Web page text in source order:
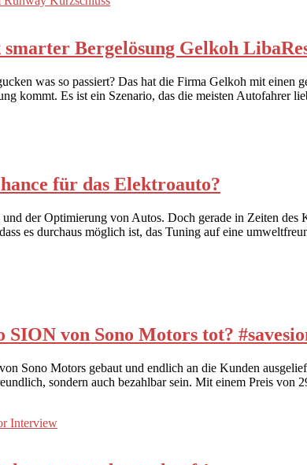
Bergelösung Gelkoh
was so passiert? Das hat die Firma Gelkoh mit einen
kommt. Es ist ein Szenario, das die meisten Autofahrer
für das Elektroauto?
der Optimierung von Autos. Doch gerade in Zeiten
es durchaus möglich ist, das Tuning auf eine
von Sono Motors tot?
Sono Motors gebaut und endlich an die Kunden
sondern auch bezahlbar sein. Mit einem Preis von